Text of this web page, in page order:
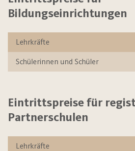
Bildungseinrichtungen
Lehrkräfte
Schülerinnen und Schüler
Eintrittspreise für
Partnerschulen
Lehrkräfte